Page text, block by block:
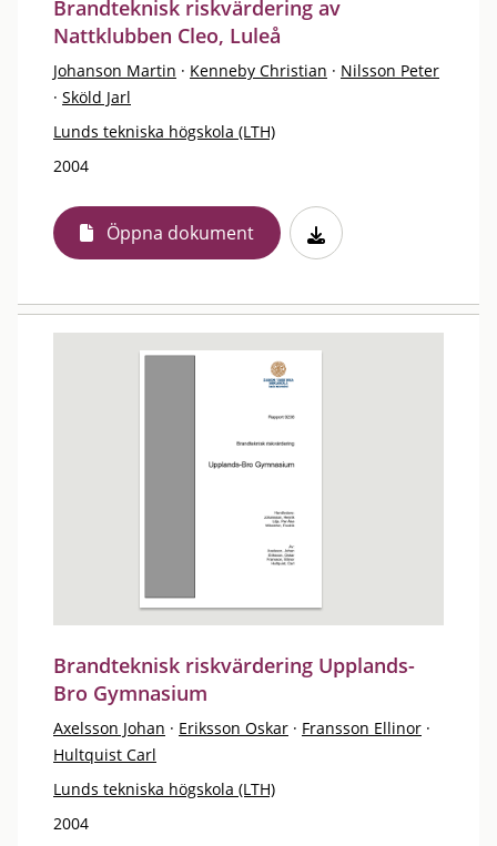
Brandteknisk riskvärdering av
Nattklubben Cleo, Luleå
Johanson Martin · Kenneby Christian · Nilsson Peter
· Sköld Jarl
Lunds tekniska högskola (LTH)
2004
Öppna dokument
Brandteknisk riskvärdering Upplands-
Bro Gymnasium
Axelsson Johan · Eriksson Oskar · Fransson Ellinor ·
Hultquist Carl
Lunds tekniska högskola (LTH)
2004